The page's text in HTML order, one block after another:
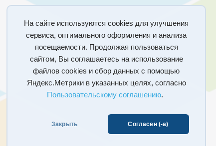
На сайте используются cookies для улучшения
сервиса, оптимального оформления и анализа
посещаемости. Продолжая пользоваться
сайтом, Вы соглашаетесь на использование
файлов cookies и сбор данных с помощью
Яндекс.Метрики в указанных целях, согласно
Пользовательскому соглашению.
Закрыть Согласен (-а)